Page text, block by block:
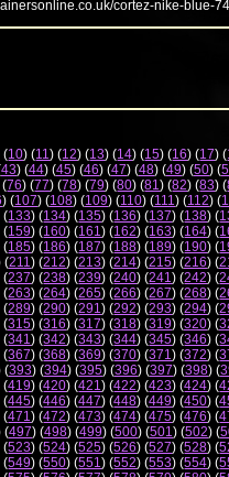
cortez-nike-blue-
(10) (11) (12) (13) (14) (15) (16) (17) (
43) (44) (45) (46) (47) (48) (49) (50) (
(76) (77) (78) (79) (80) (81) (82) (83) (
) (107) (108) (109) (110) (111) (112) (
(133) (134) (135) (136) (137) (138) (
(159) (160) (161) (162) (163) (164) (
(185) (186) (187) (188) (189) (190) (
(211) (212) (213) (214) (215) (216) (
(237) (238) (239) (240) (241) (242) (
(263) (264) (265) (266) (267) (268) (
(289) (290) (291) (292) (293) (294) (
(315) (316) (317) (318) (319) (320) (
(341) (342) (343) (344) (345) (346) (
(367) (368) (369) (370) (371) (372) (
(393) (394) (395) (396) (397) (398) (
(419) (420) (421) (422) (423) (424) (
(445) (446) (447) (448) (449) (450) (
(471) (472) (473) (474) (475) (476) (
(497) (498) (499) (500) (501) (502) (
(523) (524) (525) (526) (527) (528) (
(549) (550) (551) (552) (553) (554) (